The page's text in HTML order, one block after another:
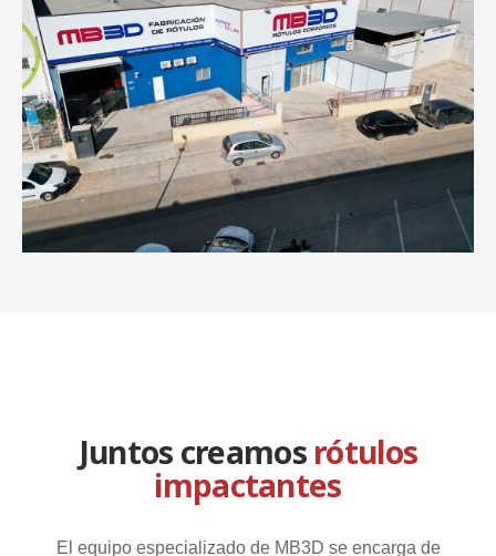
Juntos creamosrótulos
impactantes
El equipo especializado de MB3D se encarga de